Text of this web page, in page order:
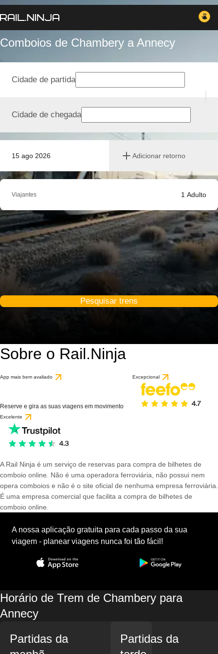
Comboios de Chambery a Annecy
15 ago 2026 Adicionar retorno
Cidade de partida
Cidade de chegada
Viajantes 1 Adulto
Pesquisar trens
Sobre o Rail.Ninja
App mais bem avaliado
Reserve e gira as suas viagens em movimento
Excepcional
Excelente
A Rail Ninja é um serviço de reservas para compra de bilhetes de
comboio online. Não é uma operadora ferroviária, não possui nem
opera comboios e não é o site oficial de nenhuma empresa ferroviária.
É uma empresa comercial que facilita a compra de bilhetes de
comboio online.
A nossa aplicação gratuita para cada passo da sua
viagem - planear viagens nunca foi tão fácil!
Horário de Trem de Chambery para
Annecy
Partidas da
Partidas da